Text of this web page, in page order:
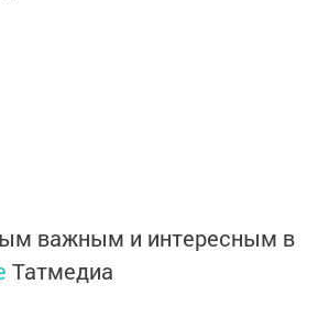
важным и интересным в
Татмедиа